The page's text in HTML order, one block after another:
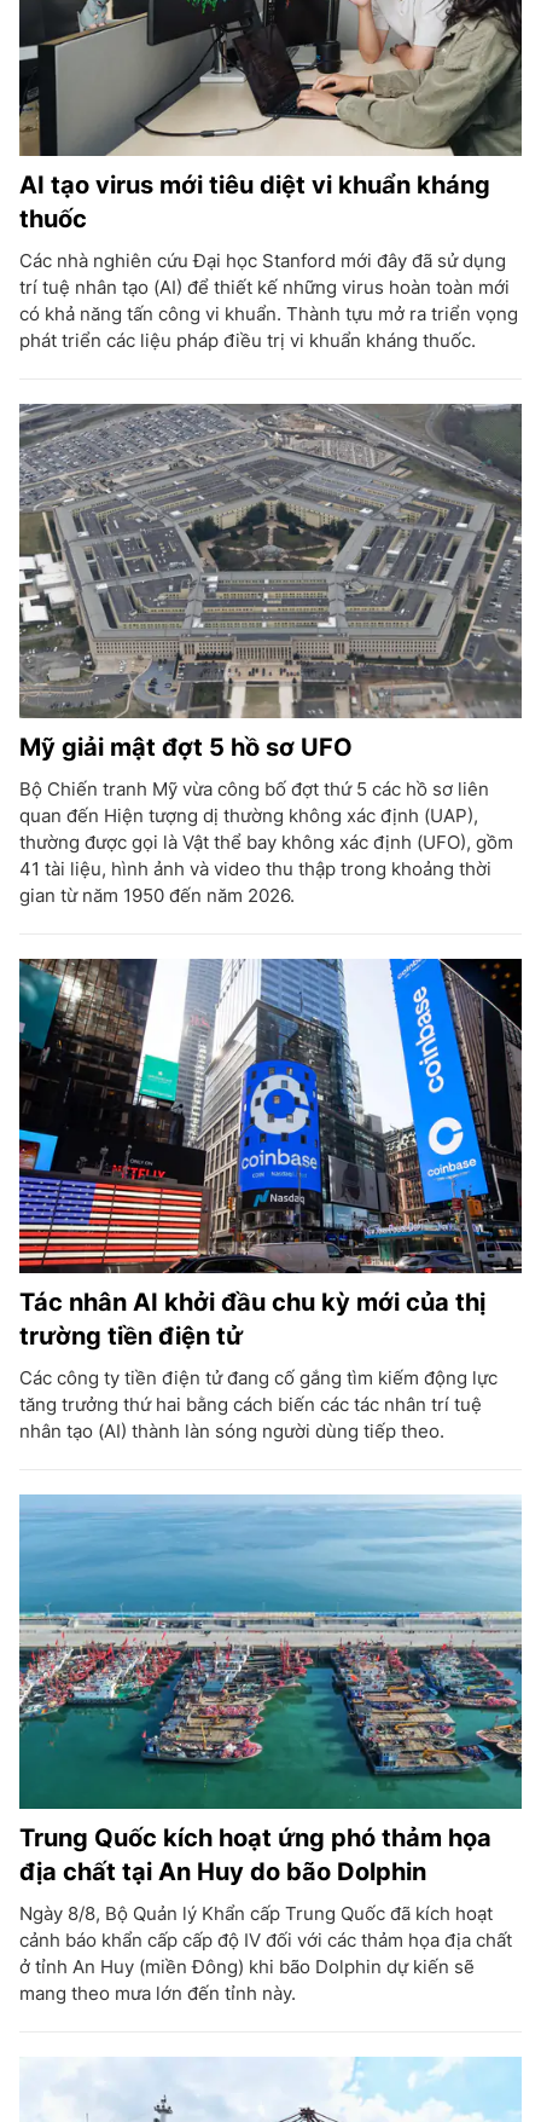
AI tạo virus mới tiêu diệt vi khuẩn kháng
thuốc
Các nhà nghiên cứu Đại học Stanford mới đây đã sử dụng
trí tuệ nhân tạo (AI) để thiết kế những virus hoàn toàn mới
có khả năng tấn công vi khuẩn. Thành tựu mở ra triển vọng
phát triển các liệu pháp điều trị vi khuẩn kháng thuốc.
Mỹ giải mật đợt 5 hồ sơ UFO
Bộ Chiến tranh Mỹ vừa công bố đợt thứ 5 các hồ sơ liên
quan đến Hiện tượng dị thường không xác định (UAP),
thường được gọi là Vật thể bay không xác định (UFO), gồm
41 tài liệu, hình ảnh và video thu thập trong khoảng thời
gian từ năm 1950 đến năm 2026.
Tác nhân AI khởi đầu chu kỳ mới của thị
trường tiền điện tử
Các công ty tiền điện tử đang cố gắng tìm kiếm động lực
tăng trưởng thứ hai bằng cách biến các tác nhân trí tuệ
nhân tạo (AI) thành làn sóng người dùng tiếp theo.
Trung Quốc kích hoạt ứng phó thảm họa
địa chất tại An Huy do bão Dolphin
Ngày 8/8, Bộ Quản lý Khẩn cấp Trung Quốc đã kích hoạt
cảnh báo khẩn cấp cấp độ IV đối với các thảm họa địa chất
ở tỉnh An Huy (miền Đông) khi bão Dolphin dự kiến sẽ
mang theo mưa lớn đến tỉnh này.